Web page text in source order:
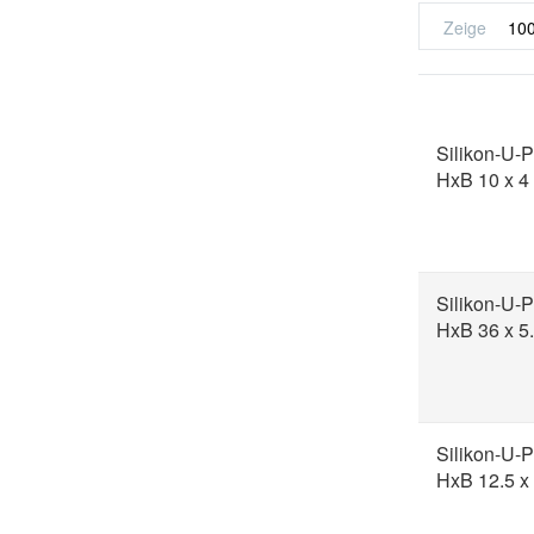
Zeige
Silikon-U-
HxB 10 x 4
Silikon-U-
HxB 36 x
Silikon-U-
HxB 12.5